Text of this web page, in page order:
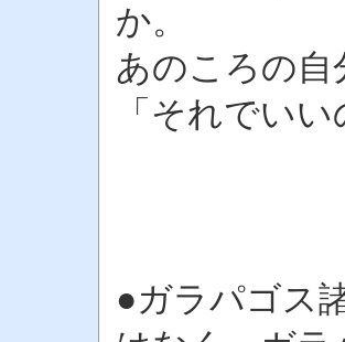
か。
あのころの
「それでいい
●ガラパゴス